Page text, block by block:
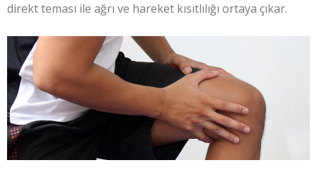
direkt teması ile ağrı ve hareket kısıtlılığı ortaya çıkar.